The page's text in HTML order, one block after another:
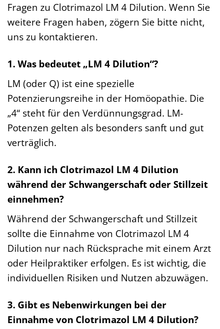
Fragen zu Clotrimazol LM 4 Dilution. Wenn Sie
weitere Fragen haben, zögern Sie bitte nicht,
uns zu kontaktieren.
1. Was bedeutet „LM 4 Dilution“?
LM (oder Q) ist eine spezielle
Potenzierungsreihe in der Homöopathie. Die
„4“ steht für den Verdünnungsgrad. LM-
Potenzen gelten als besonders sanft und gut
verträglich.
2. Kann ich Clotrimazol LM 4 Dilution
während der Schwangerschaft oder Stillzeit
einnehmen?
Während der Schwangerschaft und Stillzeit
sollte die Einnahme von Clotrimazol LM 4
Dilution nur nach Rücksprache mit einem Arzt
oder Heilpraktiker erfolgen. Es ist wichtig, die
individuellen Risiken und Nutzen abzuwägen.
3. Gibt es Nebenwirkungen bei der
Einnahme von Clotrimazol LM 4 Dilution?